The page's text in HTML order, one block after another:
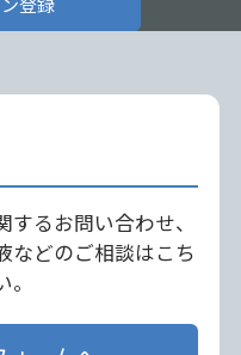
るお問い合わせ、
などのご相談はこち